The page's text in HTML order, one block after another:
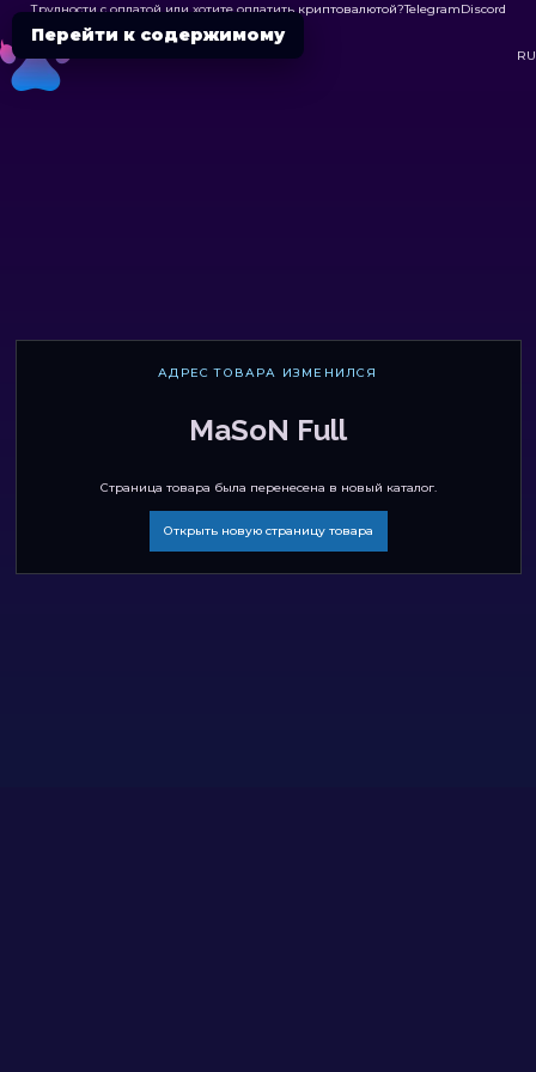
Перейти к содержимому
Трудности с оплатой или хотите оплатить криптовалютой?TelegramDiscord

RU
АДРЕС ТОВАРА ИЗМЕНИЛСЯ
MaSoN Full
Страница товара была перенесена в новый каталог.
Открыть новую страницу товара